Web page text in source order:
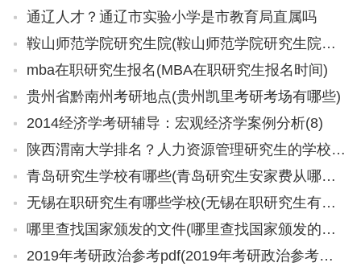
通辽人才？通辽市实验小学是市教育局直属吗
鞍山师范学院研究生院(鞍山师范学院研究生院官网)
mba在职研究生报名(MBA在职研究生报名时间)
贵州省黔南州考研地点(贵州凯里考研考场有哪些)
2014经济学考研辅导：宏观经济学案例分析(8)
陕西渭南大学排名？人力资源管理研究生的学校以及排名
青岛研究生学校有哪些(青岛研究生安家费从哪一年开始)
无锡在职研究生有哪些学校(无锡在职研究生有哪些学校招生)
哪里查找国家颁发的文件(哪里查找国家颁发的文件信息)
2019年考研政治参考pdf(2019年考研政治参考及答案解析(完整版))